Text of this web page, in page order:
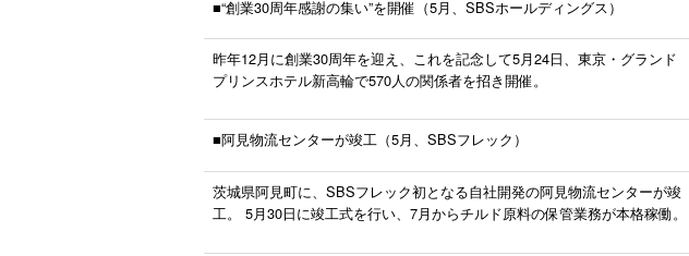
■“創業30周年感謝の集い”を開催（5月、SBSホールディングス）
昨年12月に創業30周年を迎え、これを記念して5月24日、東京・グランド
プリンスホテル新高輪で570人の関係者を招き開催。
■阿見物流センターが竣工（5月、SBSフレック）
茨城県阿見町に、SBSフレック初となる自社開発の阿見物流センターが竣
工。 5月30日に竣工式を行い、7月からチルド原料の保管業務が本格稼働。